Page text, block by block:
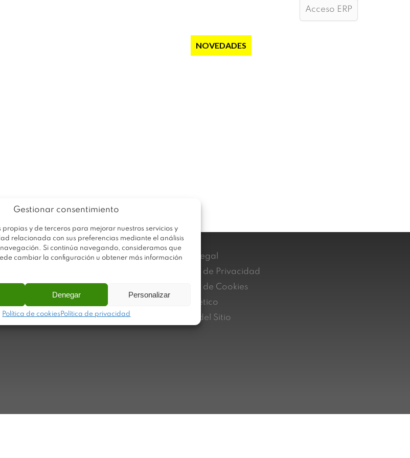
Gestionar consentimiento
propias y de terceros para mejorar nuestros servicios y
relacionada con sus preferencias mediante el análisis
Si continúa navegando, consideramos que
cambiar la configuración u obtener más información
Denegar Personalizar
Política de cookies Política de privacidad
Acceso ERP
NOVEDADES
con nosotros
Aviso Legal
Política de Privacidad
Política de Cookies
Canal ético
Mapa del Sitio